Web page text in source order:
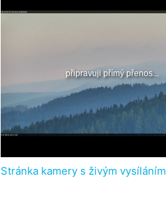
Stránka kamery s živým vysíláním